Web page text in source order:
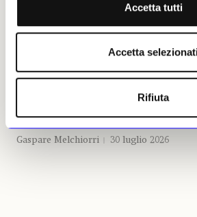
Accetta tutti
Accetta
Rifiuta
NEWS TURISMO CULTURALE
Ad agosto, da soli, al cospetto
prende cura del celebre sito megalitico:
Gaspare Melchiorri
30 luglio 2026